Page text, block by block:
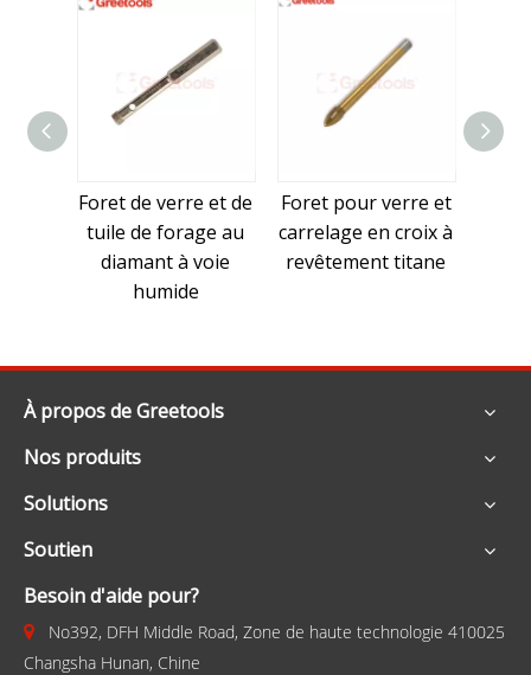
Foret de verre et de
tuile de forage au
diamant à voie
humide
Foret pour verre et
carrelage en croix à
revêtement titane
À propos de Greetools
Nos produits
Solutions
Soutien
Besoin d'aide pour?
 No392, DFH Middle Road, Zone de haute technologie 410025
Changsha Hunan, Chine